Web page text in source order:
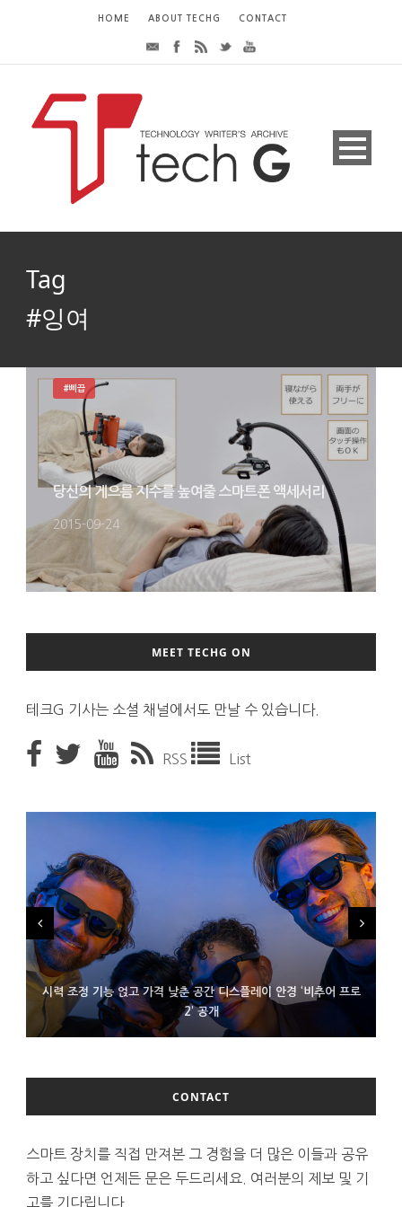
HOME ABOUT TECHG CONTACT
Tag
#잉여
당신의 게으름 지수를 높여줄 스마트폰 액세서리
2015-09-24
#삐끕
MEET TECHG ON
테크G 기사는 소셜 채널에서도 만날 수 있습니다.
RSS List
시력 조정 기능 얹고 가격 낮춘 공간 디스플레이 안경 ‘비추어 프로
2’ 공개
D램 부족에 10억달러어치 아이폰18 프로세서 패키징 대기 중
300~400달러 반지형 스피커 준비하는 오픈AI
CONTACT
스마트 장치를 직접 만져본 그 경험을 더 많은 이들과 공유
하고 싶다면 언제든 문은 두드리세요. 여러분의 제보 및 기
고를 기다립니다.